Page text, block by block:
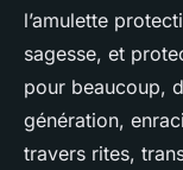
l’amulette
sagesse, et
pour beaucoup,
génération,
travers rites,